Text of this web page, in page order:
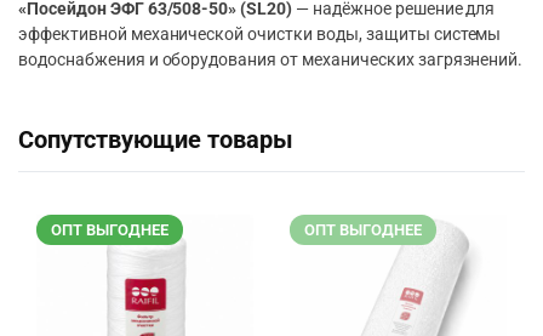
«Посейдон ЭФГ 63/508-50» (SL20) — надёжное решение для
эффективной механической очистки воды, защиты системы
водоснабжения и оборудования от механических загрязнений.
Сопутствующие товары
ОПТ ВЫГОДНЕЕ ОПТ ВЫГОДНЕЕ